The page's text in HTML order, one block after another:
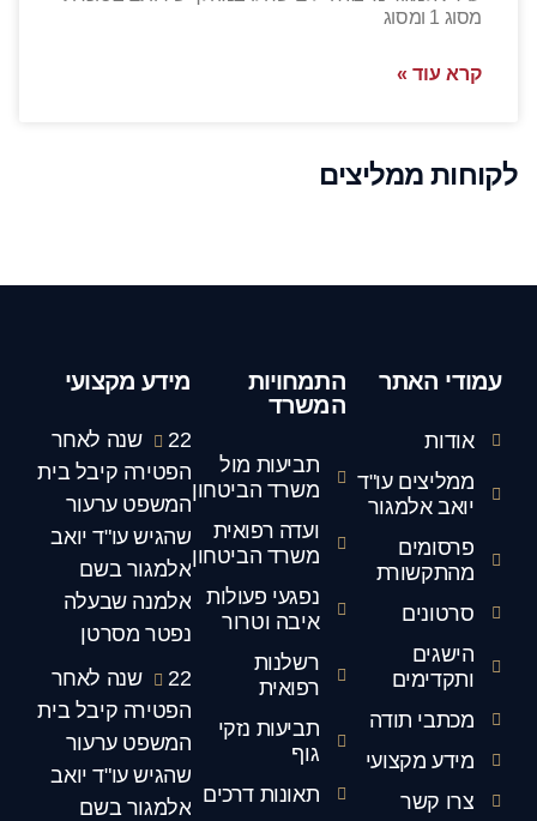
מסוג 1 ומסוג
קרא עוד »
לקוחות ממליצים
מידע מקצועי
22 שנה לאחר
הפטירה קיבל בית
המשפט ערעור
שהגיש עו"ד יואב
אלמגור בשם
אלמנה שבעלה
נפטר מסרטן
22 שנה לאחר
הפטירה קיבל בית
המשפט ערעור
שהגיש עו"ד יואב
אלמגור בשם
התמחויות
המשרד
תביעות מול
משרד הביטחון
ועדה רפואית
משרד הביטחון
נפגעי פעולות
איבה וטרור
רשלנות
רפואית
תביעות נזקי
גוף
תאונות דרכים
עמודי האתר
אודות
ממליצים עו"ד
יואב אלמגור
פרסומים
מהתקשורת
סרטונים
הישגים
ותקדימים
מכתבי תודה
מידע מקצועי
צרו קשר